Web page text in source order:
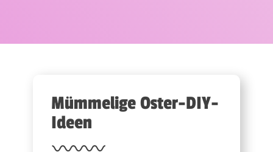
Mümmelige Oster-DIY-
Ideen